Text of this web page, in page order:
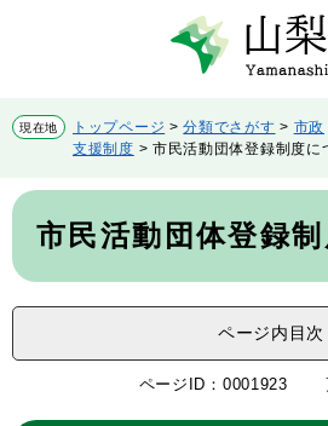
先
頭
す。
を
飛
て
文
現在地 トップページ >分類でさがす > 市政
支援制度 > 市民活動団体登録制度に
本
市民活動団体登録
ページ内目次
ページID：0001923